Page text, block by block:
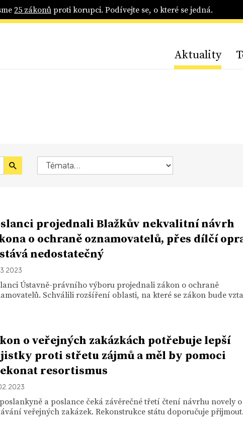
25 zákonůproti korupci. Podívejte se, o které se jedná.
Aktuality
projednali Blažkův nekvalitní návrh
o ochraně oznamovatelů, přes dílčí
nedostatečný
2023
Ústavně-právního výboru projednali zákon o ochraně
Schválili rozšíření oblasti, na které se zákon bude
o veřejných zakázkách potřebuje lepší
proti střetu zájmů a měl by pomoci
resortismus
2023
a poslance čeká závěrečné třetí čtení návrhu novely o
veřejných zakázek. Rekonstrukce státu doporučuje